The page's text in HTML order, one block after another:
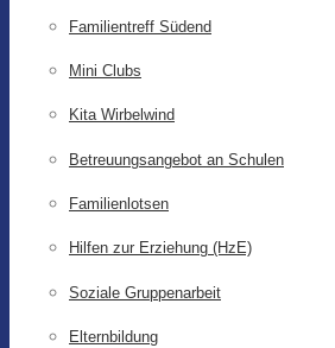
Familientreff Südend
Mini Clubs
Kita Wirbelwind
Betreuungsangebot an Schulen
Familienlotsen
Hilfen zur Erziehung (HzE)
Soziale Gruppenarbeit
Elternbildung